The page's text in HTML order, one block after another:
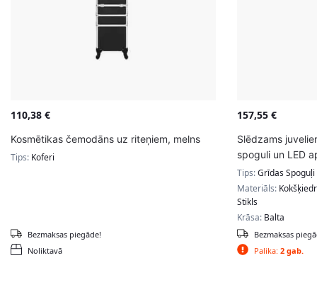
110,38 €
Kosmētikas čemodāns uz riteņiem, melns
Tips: Koferi
Noliktavā
Bezmaksas piegāde!
157,55 €
Slēdzams
spoguli un LED
Tips:Grīdas Spoguļi
Materiāls:
Stikls
Krāsa: Balta
Palika: 2 gab.
Bezmaksas